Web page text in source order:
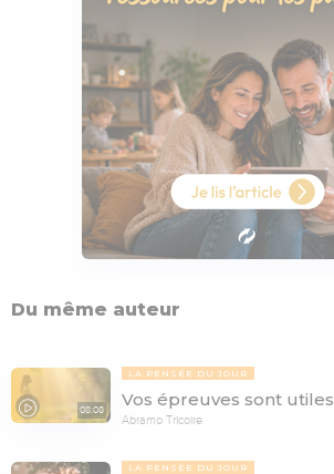
Du même auteur
08:08
LA PENSÉE DU JOUR
Vos épreuves sont utiles
Abramo Tricoire
LA PENSÉE DU JOUR